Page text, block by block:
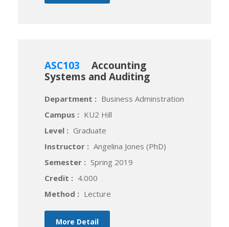
ASC103
Accounting
Systems and Auditing
Department : Business Adminstration
Campus : KU2 Hill
Level : Graduate
Instructor : Angelina Jones (PhD)
Semester : Spring 2019
Credit : 4.000
Method : Lecture
More Detail